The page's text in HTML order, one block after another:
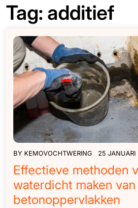
Tag: additief
BY KEMOVOCHTWERING 25
Effectieve methoden
waterdicht maken van
betonoppervlakken